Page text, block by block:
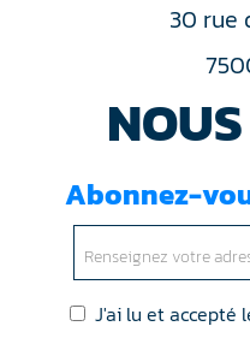
30 rue
Abonnez-
J'ai lu et accepté